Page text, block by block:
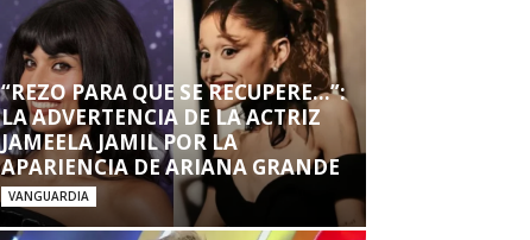
“REZO PARA QUE SE RECUPERE…”:
LA ADVERTENCIA DE LA ACTRIZ
JAMEELA JAMIL POR LA
APARIENCIA DE ARIANA GRANDE
VANGUARDIA